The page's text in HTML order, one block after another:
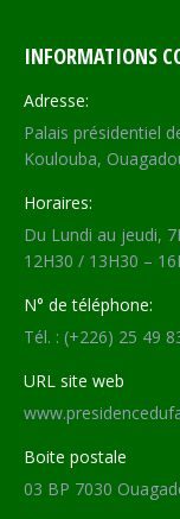
INFORMATIONS
Adresse:
Palais présidentiel
Koulouba,
Horaires:
Du Lundi au jeudi,
12H30 / 13H30 –
N° de téléphone:
Tél. : (+226) 25 49
URL site web
Boite postale
03 BP 7030